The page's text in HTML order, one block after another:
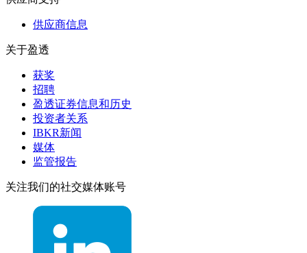
供应商信息
关于盈透
获奖
招聘
盈透证券信息和历史
投资者关系
IBKR新闻
媒体
监管报告
关注我们的社交媒体账号